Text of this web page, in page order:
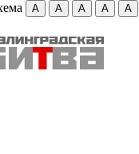
А А А А
А